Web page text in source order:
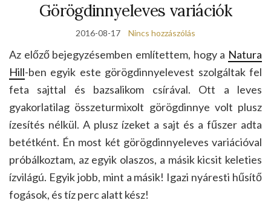
Görögdinnyeleves variációk
2016-08-17 Nincs hozzászólás
Az előző bejegyzésemben említettem, hogy a Natura
Hill-ben egyik este görögdinnyelevest szolgáltak fel
feta sajttal és bazsalikom csírával. Ott a leves
gyakorlatilag összeturmixolt görögdinnye volt plusz
ízesítés nélkül. A plusz ízeket a sajt és a fűszer adta
betétként. Én most két görögdinnyeleves variációval
próbálkoztam, az egyik olaszos, a másik kicsit keleties
ízvilágú. Egyik jobb, mint a másik! Igazi nyáresti hűsítő
fogások, és tíz perc alatt kész!